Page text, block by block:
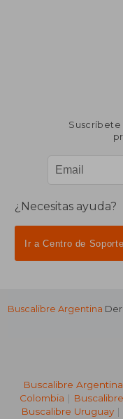
Suscríbete
¿Necesitas ayuda?
Ir a Centro de Soporte
Buscalibre Argentina
Buscalibre Argentina
Colombia |
Buscalibre Uruguay|